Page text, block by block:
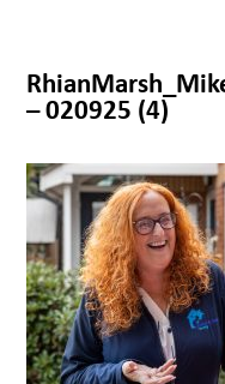
– 020925 (4)